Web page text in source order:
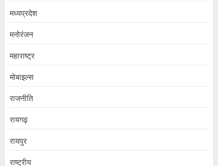
मध्यप्रदेश
मनोरंजन
महाराष्ट्र
मोबाइल्स
राजनीति
रायगढ़
रायपुर
राष्ट्रीय